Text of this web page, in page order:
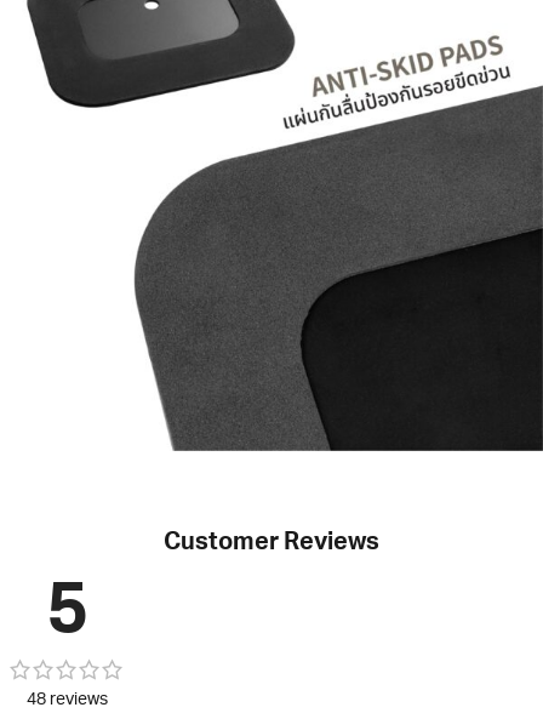
Customer Reviews
5
48 reviews